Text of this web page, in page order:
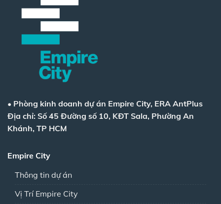
• Phòng kinh doanh dự án Empire City, ERA AntPlus
Địa chỉ: Số 45 Đường số 10, KĐT Sala, Phường An
Khánh, TP HCM
Empire City
Thông tin dự án
Vị Trí Empire City